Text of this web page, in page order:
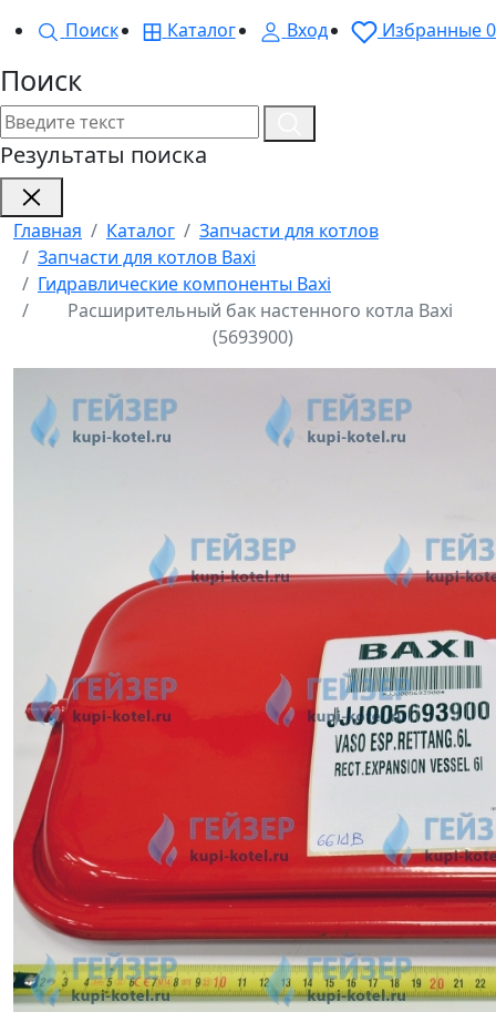
Поиск
Каталог Вход Избранные0
Поиск
Результаты поиска
Главная Каталог
Запчасти для котлов
Запчасти для котлов Baxi
Гидравлические компоненты Baxi
Расширительный бак настенного котла Baxi
(5693900)